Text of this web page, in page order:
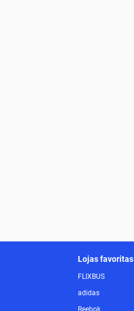
Lojas favoritas
FLIXBUS
adidas
Reebok